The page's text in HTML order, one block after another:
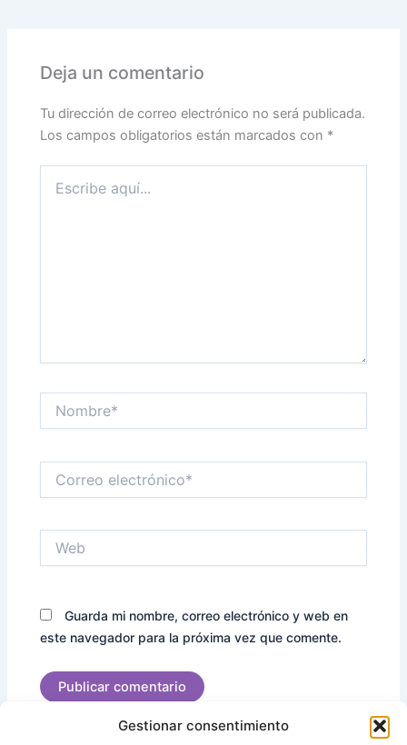
Gestionar consentimiento
Deja un comentario
Tu dirección de correo electrónico no será publicada.
Los campos obligatorios están marcados con *
aquí...
electrónico*
Guarda mi nombre, correo electrónico y web en
este navegador para la próxima vez que comente.